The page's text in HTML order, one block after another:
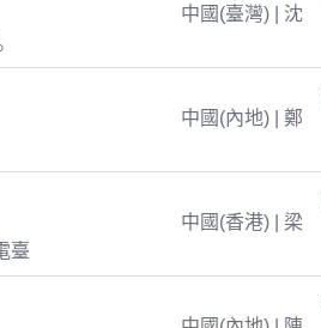
中國(臺灣) | 沈
中國(內地) | 鄭
中國(香港) | 梁
臺